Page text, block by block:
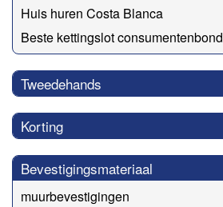
Huis huren Costa Blanca
Beste kettingslot consumentenbond
Tweedehands
Korting
Bevestigingsmateriaal
muurbevestigingen